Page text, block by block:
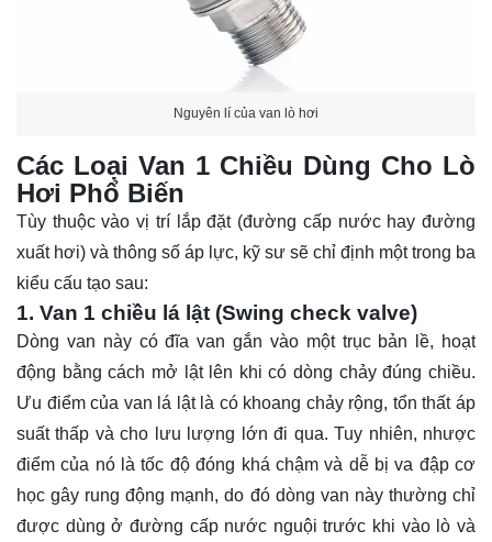
Nguyên lí của van lò hơi
Các Loại Van 1 Chiều Dùng Cho Lò
Hơi Phổ Biến
Tùy thuộc vào vị trí lắp đặt (đường cấp nước hay đường
xuất hơi) và thông số áp lực, kỹ sư sẽ chỉ định một trong ba
kiểu cấu tạo sau:
1. Van 1 chiều lá lật (Swing check valve)
Dòng van này có đĩa van gắn vào một trục bản lề, hoạt
động bằng cách mở lật lên khi có dòng chảy đúng chiều.
Ưu điểm của van lá lật là có khoang chảy rộng, tổn thất áp
suất thấp và cho lưu lượng lớn đi qua. Tuy nhiên, nhược
điểm của nó là tốc độ đóng khá chậm và dễ bị va đập cơ
học gây rung động mạnh, do đó dòng van này thường chỉ
được dùng ở đường cấp nước nguội trước khi vào lò và